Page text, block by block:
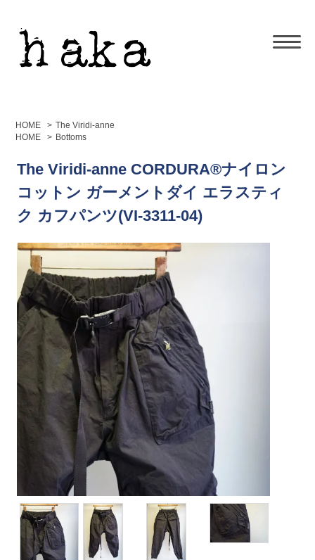
HOME > The Viridi-anne
HOME
> Bottoms
The Viridi-anne CORDURA®ナイロン
コットン ガーメントダイ エラスティ
ク カフパンツ(VI-3311-04)